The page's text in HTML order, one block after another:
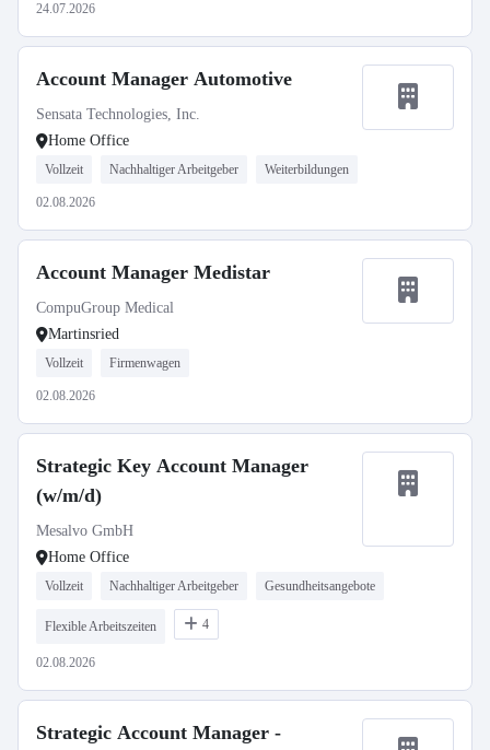
24.07.2026
Account Manager Automotive
Sensata Technologies, Inc.
Home Office
Vollzeit Nachhaltiger Arbeitgeber Weiterbildungen
02.08.2026
Account Manager Medistar
CompuGroup Medical
Martinsried
Vollzeit Firmenwagen
02.08.2026
Strategic Key Account Manager
(w/m/d)
Mesalvo GmbH
Home Office
Vollzeit Nachhaltiger Arbeitgeber Gesundheitsangebote
Flexible Arbeitszeiten 4
02.08.2026
Strategic Account Manager -